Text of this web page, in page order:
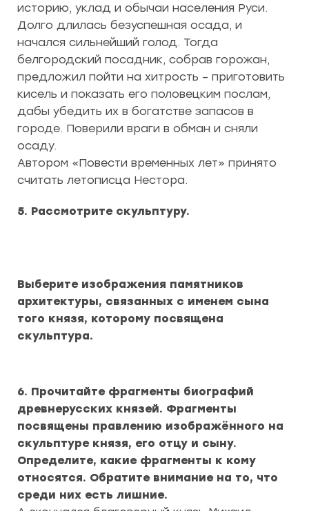
историю, уклад и обычаи населения Руси.
Долго длилась безуспешная осада, и
начался сильнейший голод. Тогда
белгородский посадник, собрав горожан,
предложил пойти на хитрость – приготовить
кисель и показать его половецким послам,
дабы убедить их в богатстве запасов в
городе. Поверили враги в обман и сняли
осаду.
Автором «Повести временных лет» принято
считать летописца Нестора.
5. Рассмотрите скульптуру.
Выберите изображения памятников
архитектуры, связанных с именем сына
того князя, которому посвящена
скульптура.
6. Прочитайте фрагменты биографий
древнерусских князей. Фрагменты
посвящены правлению изображённого на
скульптуре князя, его отцу и сыну.
Определите, какие фрагменты к кому
относятся. Обратите внимание на то, что
среди них есть лишние.